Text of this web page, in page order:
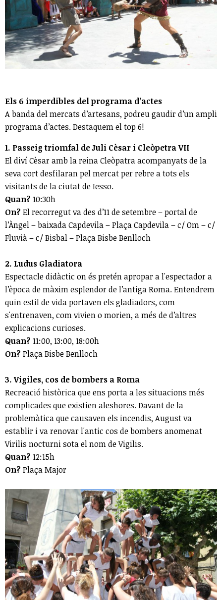
Els 6 imperdibles del programa d’actes
A banda del mercats d’artesans, podreu gaudir d’un ampli
programa d’actes. Destaquem el top 6!
1. Passeig triomfal de Juli Cèsar i Cleòpetra VII
El diví Cèsar amb la reina Cleòpatra acompanyats de la
seva cort desfilaran pel mercat per rebre a tots els
visitants de la ciutat de Iesso.
Quan? 10:30h
On? El recorregut va des d’11 de setembre – portal de
l’Àngel – baixada Capdevila – Plaça Capdevila – c/ Om – c/
Fluvià – c/ Bisbal – Plaça Bisbe Benlloch
2. Ludus Gladiatora
Espectacle didàctic on és pretén apropar a l'espectador a
l’època de màxim esplendor de l’antiga Roma. Entendrem
quin estil de vida portaven els gladiadors, com
s'entrenaven, com vivien o morien, a més de d’altres
explicacions curioses.
Quan? 11:00, 13:00, 18:00h
On? Plaça Bisbe Benlloch
3. Vigiles, cos de bombers a Roma
Recreació històrica que ens porta a les situacions més
complicades que existien aleshores. Davant de la
problemàtica que causaven els incendis, August va
establir i va renovar l'antic cos de bombers anomenat
Virilis nocturni sota el nom de Vigilis.
Quan? 12:15h
On? Plaça Major